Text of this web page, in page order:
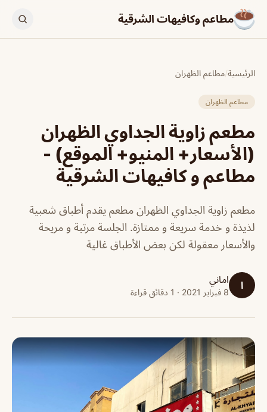
مطاعم وكافيهات الشرقية
الرئيسية/مطاعم الظهران
مطاعم الظهران
مطعم زاوية الجداوي الظهران
(الأسعار+ المنيو+ الموقع) -
مطاعم و كافيهات الشرقية
مطعم زاوية الجداوي الظهران مطعم يقدم أطباق شعبية
لذيذة و خدمة سريعة و ممتازة. الجلسة مرتبة و مريحة
والأسعار معقولة لكن بعض الأطباق غالية
ا اماني
8 فبراير 2021 · 1 دقائق قراءة